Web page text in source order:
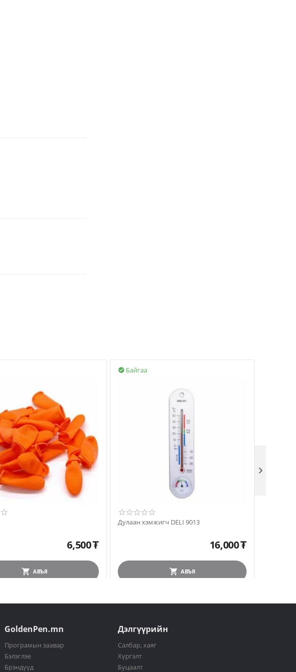
6,500₮
АВЪЯ
Байгаа

Дулаан хэмжигч DELI 9013
16,000₮
АВЪЯ

GoldenPen.mn
Програмын заавар
Бэлэглэе
Брэндүүд
Дэлгүүрийн
Салбар, хаяг
Хүргэлт
Буцаалт